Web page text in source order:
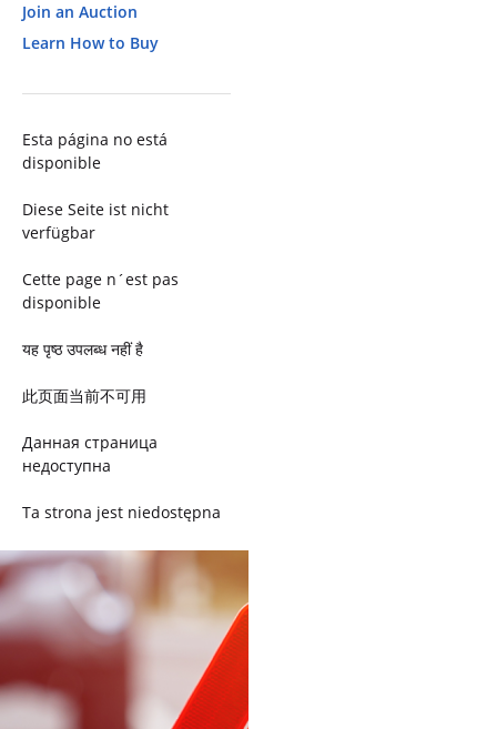
Join an Auction
Learn How to Buy
Esta página no está
disponible
Diese Seite ist nicht
verfügbar
Cette page n´est pas
disponible
यह पृष्ठ उपलब्ध नहीं है
此页面当前不可用
Данная страница
недоступна
Ta strona jest niedostępna
Trang này không có
Esta página não está
disponível
このページは現在利用できま
せん